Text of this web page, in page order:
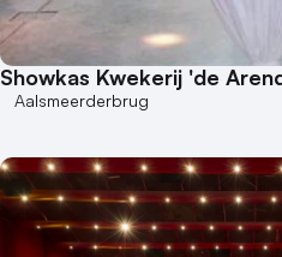
Showkas Kwekerij 'de
Aalsmeerderbrug